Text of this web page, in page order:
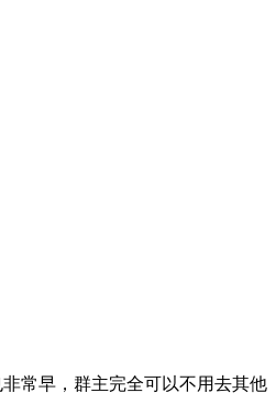
常早，群主完全可以不用去其他